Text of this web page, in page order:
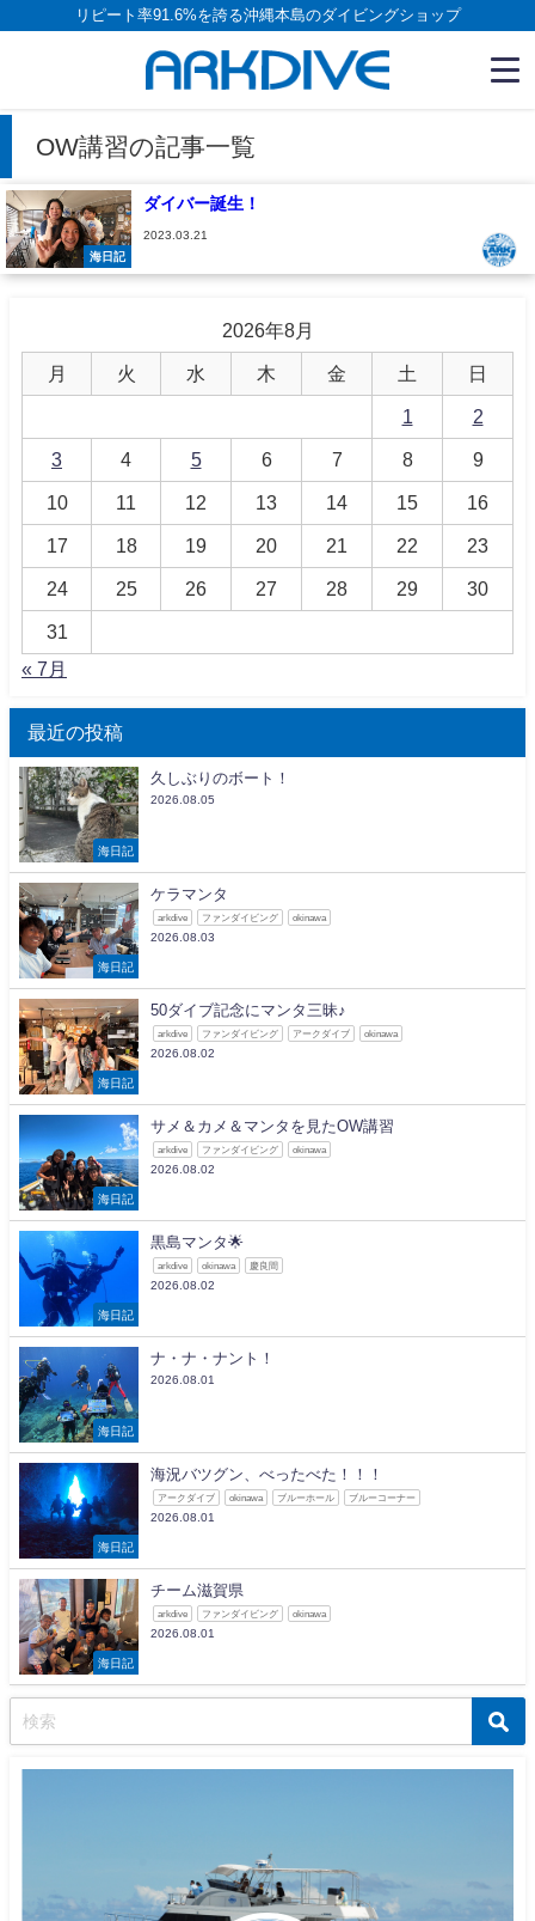
リピート率91.6%を誇る沖縄本島のダイビングショップ
OW講習の記事一覧
海日記
ダイバー誕生！
2023.03.21
2026年8月
月 火 水 木 金 土 日
1 2
3 4 5 6 7 8 9
10 11 12 13 14 15 16
17 18 19 20 21 22 23
24 25 26 27 28 29 30
31
« 7月
最近の投稿
海日記
久しぶりのボート！
2026.08.05
海日記
ケラマンタ
arkdive ファンダイビング okinawa
2026.08.03
海日記
50ダイブ記念にマンタ三昧♪
arkdive ファンダイビング アークダイブ okinawa
2026.08.02
海日記
サメ＆カメ＆マンタを見たOW講習
arkdive ファンダイビング okinawa
2026.08.02
海日記
黒島マンタ🌟
arkdive okinawa 慶良間
2026.08.02
海日記
ナ・ナ・ナント！
2026.08.01
海日記
海況バツグン、べったべた！！！
アークダイブ okinawa ブルーホール ブルーコーナー
2026.08.01
海日記
チーム滋賀県
arkdive ファンダイビング okinawa
2026.08.01